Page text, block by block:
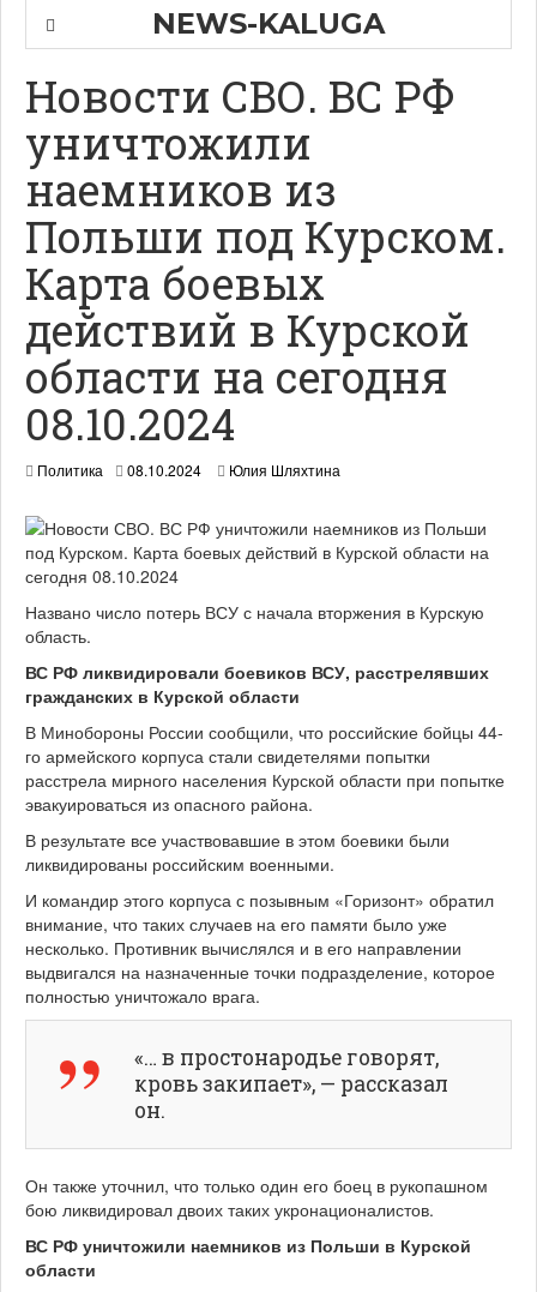
NEWS-KALUGA
Новости СВО. ВС РФ
уничтожили
наемников из
Польши под Курском.
Карта боевых
действий в Курской
области на сегодня
08.10.2024
Политика 08.10.2024 Юлия Шляхтина
Названо число потерь ВСУ с начала вторжения в Курскую
область.
ВС РФ ликвидировали боевиков ВСУ, расстрелявших
гражданских в Курской области
В Минобороны России сообщили, что российские бойцы 44-
го армейского корпуса стали свидетелями попытки
расстрела мирного населения Курской области при попытке
эвакуироваться из опасного района.
В результате все участвовавшие в этом боевики были
ликвидированы российским военными.
И командир этого корпуса с позывным «Горизонт» обратил
внимание, что таких случаев на его памяти было уже
несколько. Противник вычислялся и в его направлении
выдвигался на назначенные точки подразделение, которое
полностью уничтожало врага.
«… в простонародье говорят,
кровь закипает», — рассказал
он.
Он также уточнил, что только один его боец в рукопашном
бою ликвидировал двоих таких укронационалистов.
ВС РФ уничтожили наемников из Польши в Курской
области